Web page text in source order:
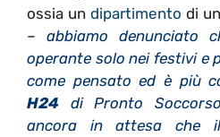
ossia un dipartimento di
– abbiamo denunciato
operante solo nei festivi e
come pensato ed è più
H24 di Pronto
ancora in attesa che il